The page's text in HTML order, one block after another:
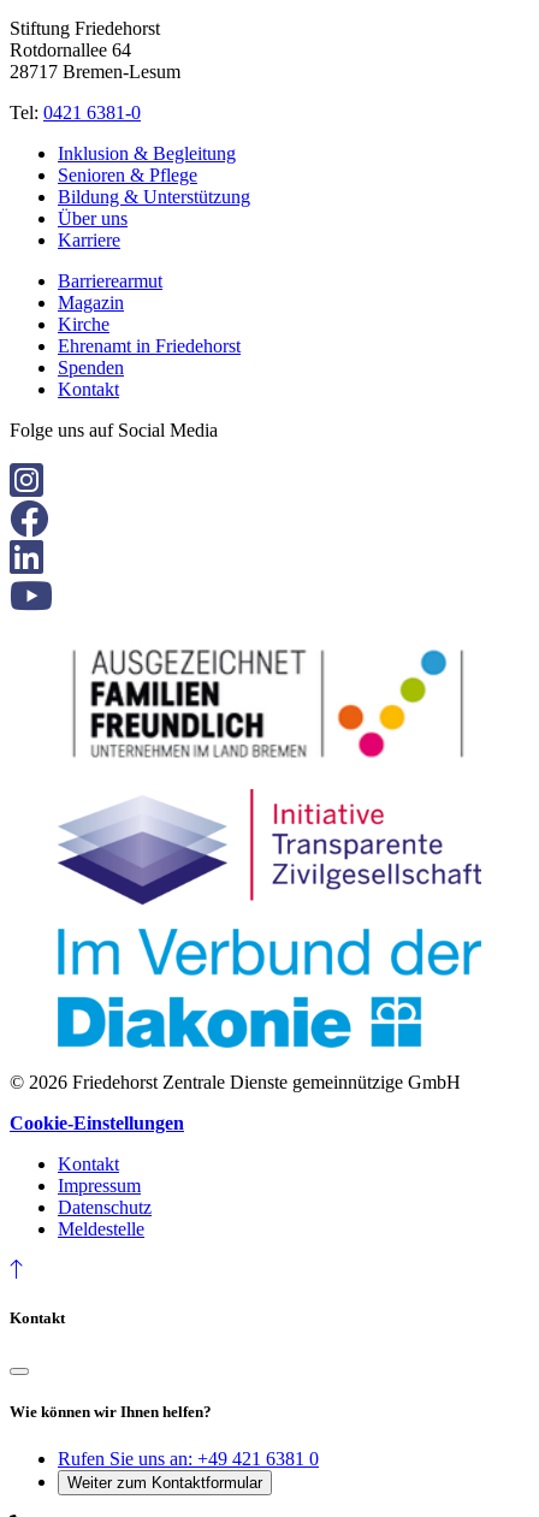
Stiftung Friedehorst
Rotdornallee 64
28717 Bremen-Lesum
Tel: 0421 6381-0
Inklusion & Begleitung
Senioren & Pflege
Bildung & Unterstützung
Über uns
Karriere
Barrierearmut
Magazin
Kirche
Ehrenamt in Friedehorst
Spenden
Kontakt
Folge uns auf Social Media
© 2026 Friedehorst Zentrale Dienste gemeinnützige GmbH
Cookie-Einstellungen
Kontakt
Impressum
Datenschutz
Meldestelle
Kontakt
Wie können wir Ihnen helfen?
Rufen Sie uns an: +49 421 6381 0